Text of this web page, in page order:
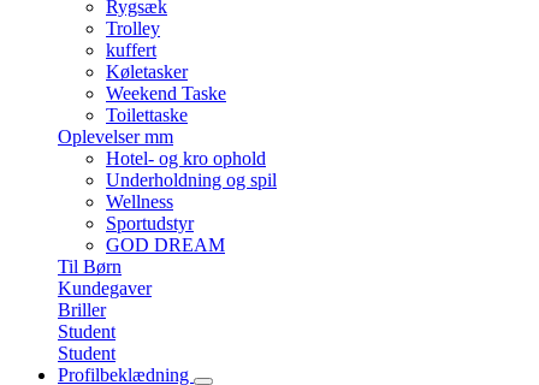
Rygsæk
Trolley
kuffert
Køletasker
Weekend Taske
Toilettaske
Oplevelser mm
Hotel- og kro ophold
Underholdning og spil
Wellness
Sportudstyr
GOD DREAM
Til Børn
Kundegaver
Briller
Student
Student
Profilbeklædning